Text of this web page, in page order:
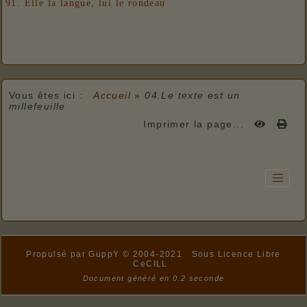
91. Elle la langue, lui le rondeau
Vous êtes ici : Accueil »04.Le texte est un
millefeuille
Imprimer la page...
Propulsé par GuppY © 2004-2021
Sous Licence Libre
CeCILL
Document généré en 0.2 seconde